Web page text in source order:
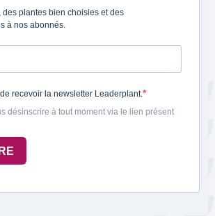
des plantes bien choisies et des
à nos abonnés.
de recevoir la newsletter Leaderplant.
désinscrire à tout moment via le lien présent